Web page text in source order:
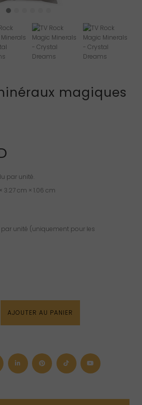
magiques
par unité.
3.27 cm × 1.06 cm
unité (uniquement pour les
AJOUTER AU PANIER